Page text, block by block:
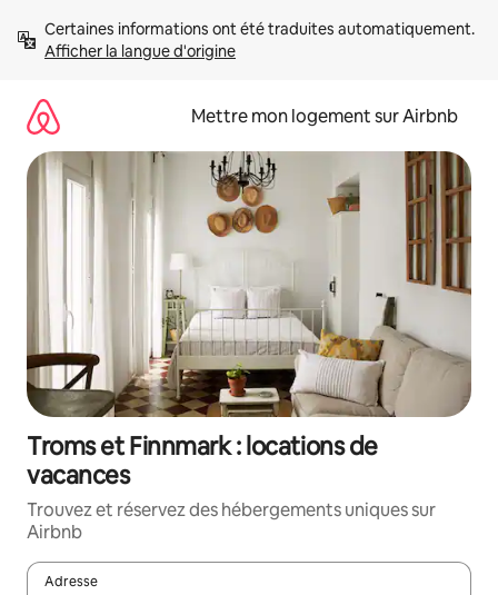
directement
Afficher la langue d'origine
Mettre mon logement sur Airbnb
Troms et Finnmark : locations de
vacances
Trouvez et réservez des hébergements uniques sur
Airbnb
Adresse